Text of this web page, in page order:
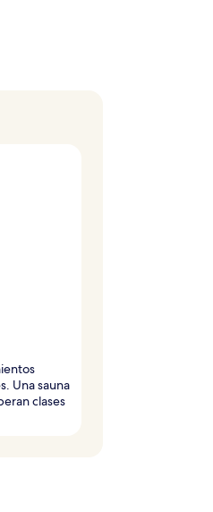
Una sauna
clases